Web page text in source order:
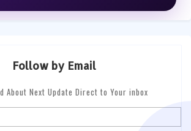
Follow by Email
About Next Update Direct to Your inbox